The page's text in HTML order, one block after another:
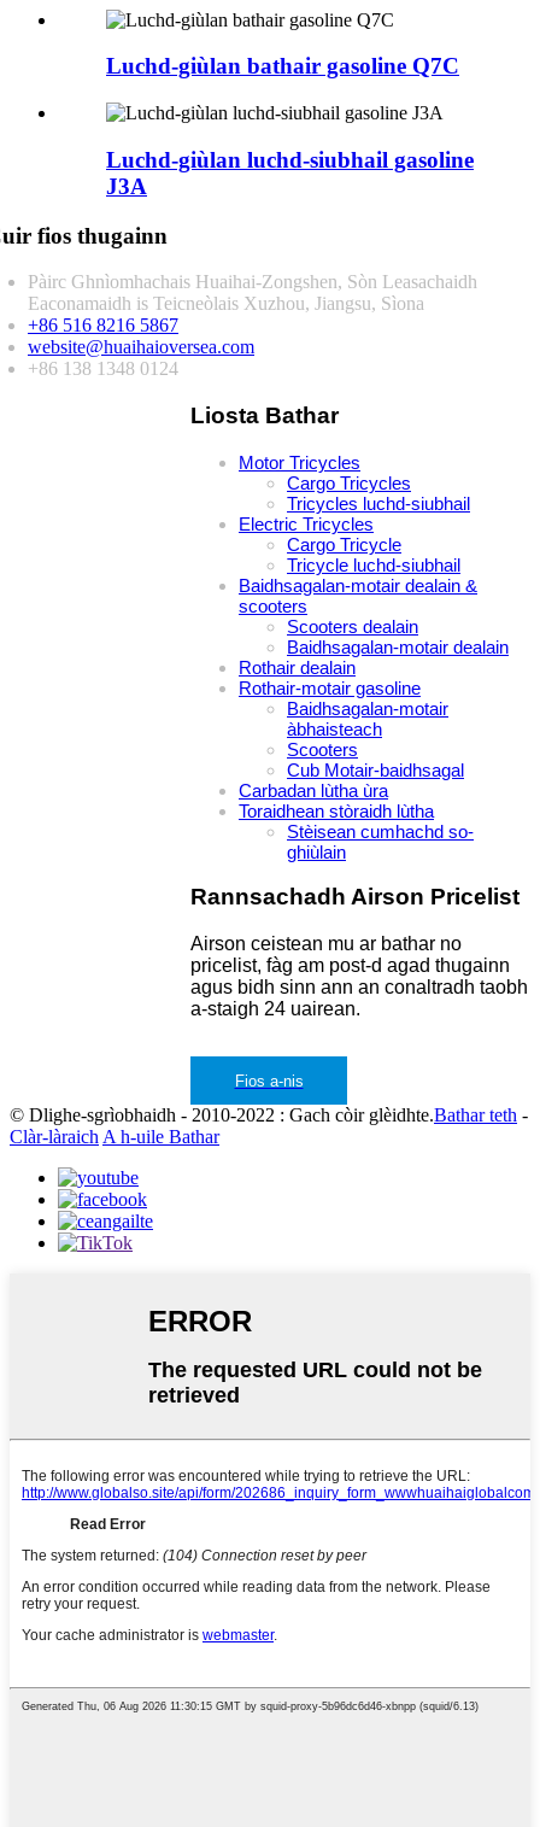
Luchd-giùlan bathair gasoline Q7C
Luchd-giùlan luchd-siubhail gasoline
J3A
fios thugainn
Pàirc Ghnìomhachais Huaihai-Zongshen, Sòn Leasachaidh
Eaconamaidh is Teicneòlais Xuzhou, Jiangsu, Sìona
+86 516 8216 5867
website@huaihaioversea.com
+86 138 1348 0124
Liosta Bathar
Motor Tricycles
Cargo Tricycles
Tricycles luchd-siubhail
Electric Tricycles
Cargo Tricycle
Tricycle luchd-siubhail
Baidhsagalan-motair dealain &
scooters
Scooters dealain
Baidhsagalan-motair dealain
Rothair dealain
Rothair-motair gasoline
Baidhsagalan-motair
àbhaisteach
Scooters
Cub Motair-baidhsagal
Carbadan lùtha ùra
Toraidhean stòraidh lùtha
Stèisean cumhachd so-
ghiùlain
Rannsachadh Airson Pricelist
Airson ceistean mu ar bathar no
pricelist, fàg am post-d agad thugainn
agus bidh sinn ann an conaltradh taobh
a-staigh 24 uairean.
Fios a-nis
© Dlighe-sgrìobhaidh - 2010-2022 : Gach còir glèidhte.Bathar teth -
Clàr-làraich A h-uile Bathar